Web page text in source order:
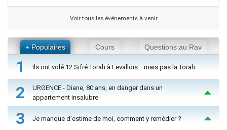
Voir tous les événements à venir
+ Populaires Cours Questions au Rav
1 Ils ont volé 12 Sifré Torah à Levallois… mais pas la Torah
2
URGENCE - Diane, 80 ans, en danger dans un
appartement insalubre
3 Je manque d'estime de moi, comment y remédier ?